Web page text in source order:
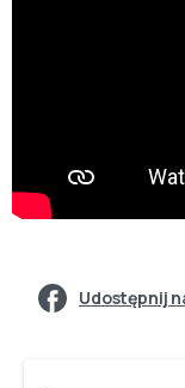
Udostępnij